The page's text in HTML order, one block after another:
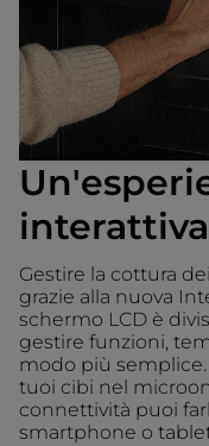
interattiva
Gestire la cottura
grazie alla nuova
schermo LCD è
gestire funzioni,
modo più
tuoi cibi nel
connettività puoi
smartphone o